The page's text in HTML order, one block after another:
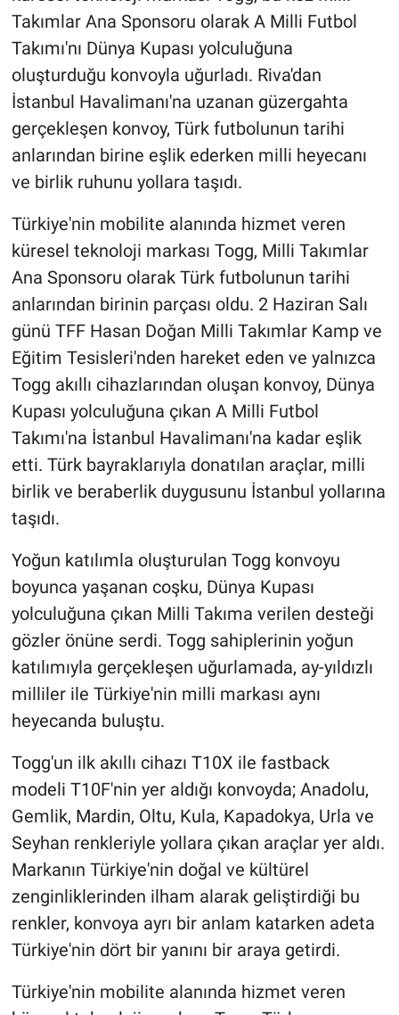
Takımlar Ana Sponsoru olarak A Milli Futbol
Takımı'nı Dünya Kupası yolculuğuna
oluşturduğu konvoyla uğurladı. Riva'dan
İstanbul Havalimanı'na uzanan güzergahta
gerçekleşen konvoy, Türk futbolunun tarihi
anlarından birine eşlik ederken milli heyecanı
ve birlik ruhunu yollara taşıdı.
Türkiye'nin mobilite alanında hizmet veren
küresel teknoloji markası Togg, Milli Takımlar
Ana Sponsoru olarak Türk futbolunun tarihi
anlarından birinin parçası oldu. 2 Haziran Salı
günü TFF Hasan Doğan Milli Takımlar Kamp ve
Eğitim Tesisleri'nden hareket eden ve yalnızca
Togg akıllı cihazlarından oluşan konvoy, Dünya
Kupası yolculuğuna çıkan A Milli Futbol
Takımı'na İstanbul Havalimanı'na kadar eşlik
etti. Türk bayraklarıyla donatılan araçlar, milli
birlik ve beraberlik duygusunu İstanbul yollarına
taşıdı.
Yoğun katılımla oluşturulan Togg konvoyu
boyunca yaşanan coşku, Dünya Kupası
yolculuğuna çıkan Milli Takıma verilen desteği
gözler önüne serdi. Togg sahiplerinin yoğun
katılımıyla gerçekleşen uğurlamada, ay-yıldızlı
milliler ile Türkiye'nin milli markası aynı
heyecanda buluştu.
Togg'un ilk akıllı cihazı T10X ile fastback
modeli T10F'nin yer aldığı konvoyda; Anadolu,
Gemlik, Mardin, Oltu, Kula, Kapadokya, Urla ve
Seyhan renkleriyle yollara çıkan araçlar yer aldı.
Markanın Türkiye'nin doğal ve kültürel
zenginliklerinden ilham alarak geliştirdiği bu
renkler, konvoya ayrı bir anlam katarken adeta
Türkiye'nin dört bir yanını bir araya getirdi.
Türkiye'nin mobilite alanında hizmet veren